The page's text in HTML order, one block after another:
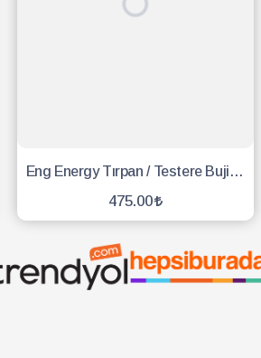
Eng Energy Tırpan / Testere Buji - 10 Adet
475.00
SEPETE EKLE